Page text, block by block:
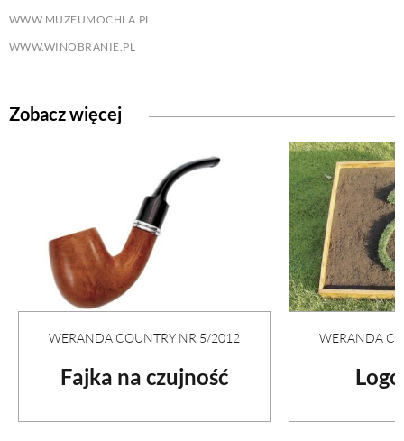
WWW.MUZEUMOCHLA.PL
WWW.WINOBRANIE.PL
Zobacz więcej
WERANDA COUNTRY NR 5/2012
Fajka na czujność
WERANDA